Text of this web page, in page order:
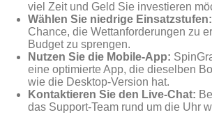
viel Zeit und Geld Sie investieren
Wählen Sie niedrige Einsatzstufen:
Chance, die Wettanforderungen zu
Budget zu sprengen.
Nutzen Sie die Mobile‑App:
eine optimierte App, die dieselben
wie die Desktop‑Version hat.
Kontaktieren Sie den Live‑Chat:
das Support‑Team rund um die Uhr